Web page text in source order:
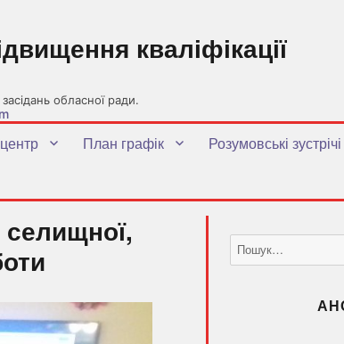
обласної ради.
кваліфікації
План графік Розумовські зустрічі
Пошук
за